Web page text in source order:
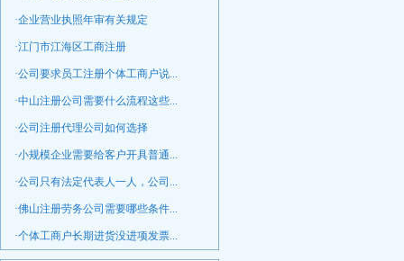
·企业营业执照年审有关规定
·江门市江海区工商注册
·公司要求员工注册个体工商户说...
·中山注册公司需要什么流程这些...
·公司注册代理公司如何选择
·小规模企业需要给客户开具普通...
·公司只有法定代表人一人，公司...
·佛山注册劳务公司需要哪些条件...
·个体工商户长期进货没进项发票...